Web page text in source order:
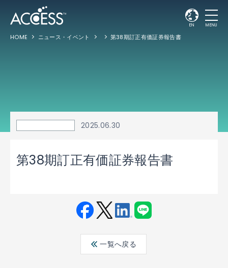
EN MENU
HOME ニュース・イベント 第38期訂正有価証券報告書
2025.06.30
第38期訂正有価証券報告書
ebo ter
edin
一覧へ戻る